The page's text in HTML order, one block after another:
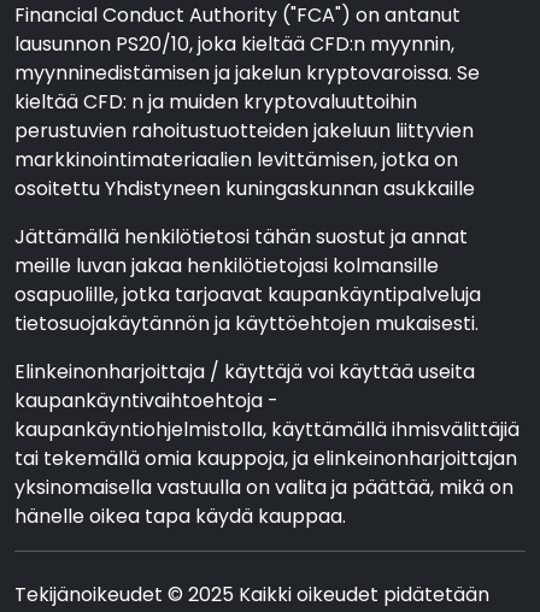
Financial Conduct Authority ("FCA") on antanut
lausunnon PS20/10, joka kieltää CFD:n myynnin,
myynninedistämisen ja jakelun kryptovaroissa. Se
kieltää CFD: n ja muiden kryptovaluuttoihin
perustuvien rahoitustuotteiden jakeluun liittyvien
markkinointimateriaalien levittämisen, jotka on
osoitettu Yhdistyneen kuningaskunnan asukkaille
Jättämällä henkilötietosi tähän suostut ja annat
meille luvan jakaa henkilötietojasi kolmansille
osapuolille, jotka tarjoavat kaupankäyntipalveluja
tietosuojakäytännön ja käyttöehtojen mukaisesti.
Elinkeinonharjoittaja / käyttäjä voi käyttää useita
kaupankäyntivaihtoehtoja -
kaupankäyntiohjelmistolla, käyttämällä ihmisvälittäjiä
tai tekemällä omia kauppoja, ja elinkeinonharjoittajan
yksinomaisella vastuulla on valita ja päättää, mikä on
hänelle oikea tapa käydä kauppaa.
Tekijänoikeudet © 2025 Kaikki oikeudet pidätetään